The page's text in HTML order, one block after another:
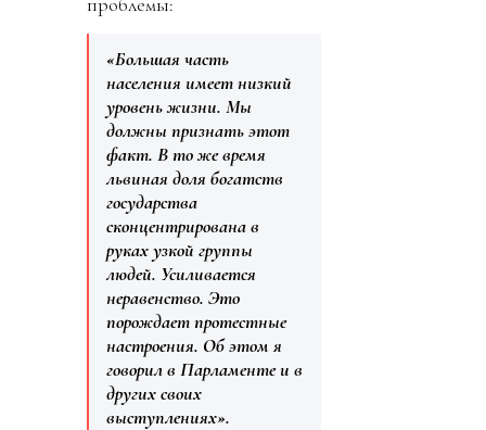
«Большая часть
населения имеет низкий
уровень жизни. Мы
должны признать этот
факт. В то же время
львиная доля богатств
государства
сконцентрирована в
руках узкой группы
людей. Усиливается
неравенство. Это
порождает протестные
настроения. Об этом я
говорил в Парламенте и в
других своих
выступлениях».